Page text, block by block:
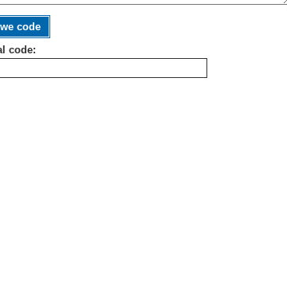
code
code: